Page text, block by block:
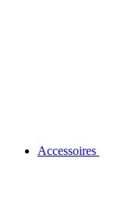
Accessoires